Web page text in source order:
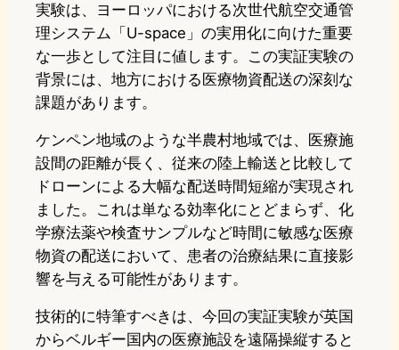
実験は、ヨーロッパにおける次世代航空交通管
理システム「U-space」の実用化に向けた重要
な一歩として注目に値します。この実証実験の
背景には、地方における医療物資配送の深刻な
課題があります。
ケンペン地域のような半農村地域では、医療施
設間の距離が長く、従来の陸上輸送と比較して
ドローンによる大幅な配送時間短縮が実現され
ました。これは単なる効率化にとどまらず、化
学療法薬や検査サンプルなど時間に敏感な医療
物資の配送において、患者の治療結果に直接影
響を与える可能性があります。
技術的に特筆すべきは、今回の実証実験が英国
からベルギー国内の医療施設を遠隔操縦すると